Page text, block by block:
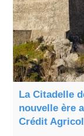
La Citadelle
nouvelle ère
Crédit